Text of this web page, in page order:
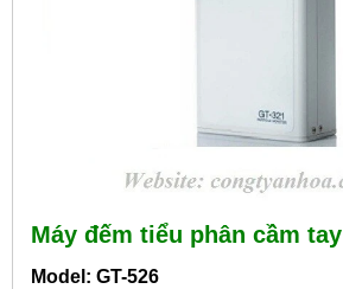
Máy đếm tiểu phân cầm tay
Model: GT-526